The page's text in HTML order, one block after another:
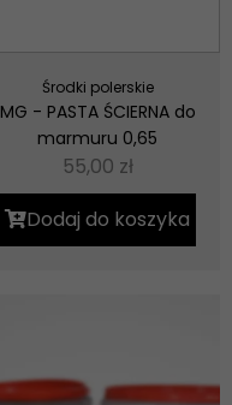
Środki polerskie
MG - PASTA ŚCIERNA do
marmuru 0,65
55,00 zł
Dodaj do koszyka